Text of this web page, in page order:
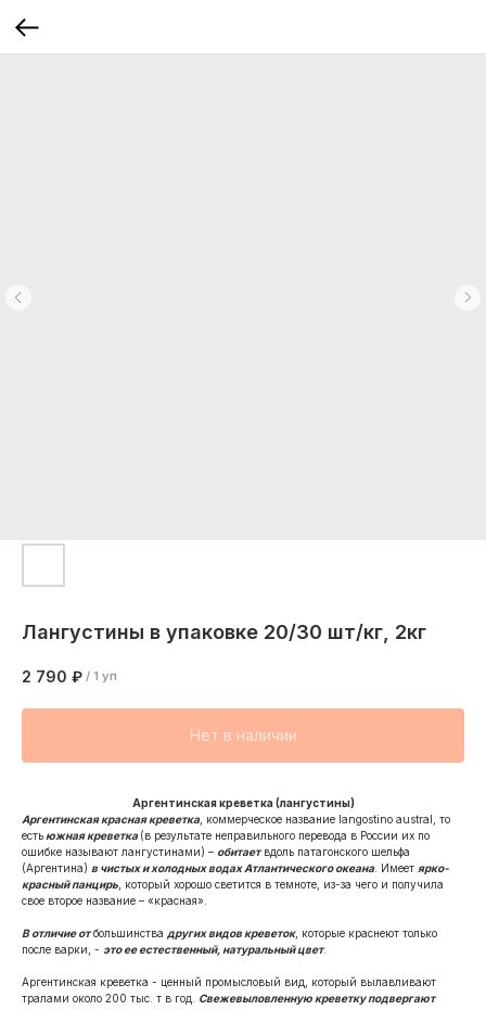
Лангустины в упаковке 20/30 шт/кг, 2кг
2 790 ₽ / 1 уп
Нет в наличии
Аргентинская креветка (лангустины)
Аргентинская красная креветка , коммерческое название langostino austral, то
есть южная креветка (в результате неправильного перевода в России их по
ошибке называют лангустинами) – обитаетвдоль патагонского шельфа
(Аргентина) в чистых и холодных водах Атлантического океана . Имеет ярко-
красный панцирь , который хорошо светится в темноте, из-за чего и получила
свое второе название – «красная».
В отличие отбольшинства других видов креветок, которые краснеют только
после варки, - это ее естественный, натуральный цвет.
Аргентинская креветка - ценный промысловый вид, который вылавливают
тралами около 200 тыс. т в год. Свежевыловленную креветку подвергают